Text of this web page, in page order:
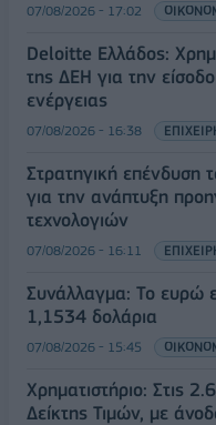
07/08/2026 - 17:02
Deloitte Ελλάδος:
της ΔΕΗ για την
ενέργειας
07/08/2026 - 16:38
Στρατηγική επένδυση
για την ανάπτυξη
τεχνολογιών
07/08/2026 - 16:11
Συνάλλαγμα: Το ευρώ
1,1534 δολάρια
07/08/2026 - 15:45
Χρηματιστήριο: Στις
Δείκτης Τιμών, με